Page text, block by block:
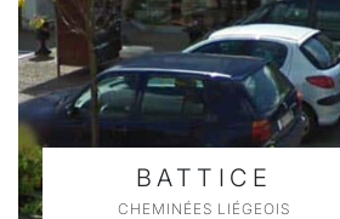
BATTICE
CHEMINÉES LIÉGEOIS